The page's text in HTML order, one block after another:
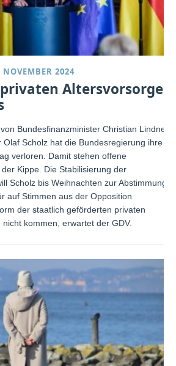
NOVEMBER 2024
Altersvorsorge
Bundesfinanzminister Christian Lindner
Olaf Scholz hat die Bundesregierung ihre
verloren. Damit stehen offene
Kippe. Die Stabilisierung der
Scholz bis Weihnachten zur Abstimmung
auf Stimmen aus der Opposition
der staatlich geförderten privaten
kommen, erwartet der GDV.